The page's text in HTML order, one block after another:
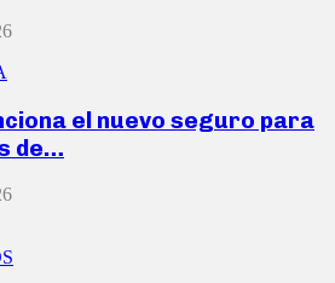
el nuevo seguro para
de…